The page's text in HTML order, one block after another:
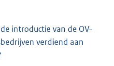
introductie van de OV-
verdiend aan